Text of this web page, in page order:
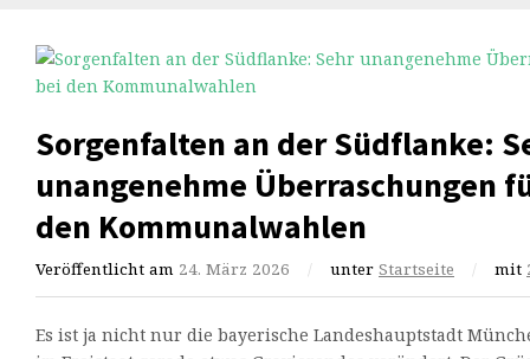
Sorgenfalten an der Südflanke:
unangenehme Überraschungen
den Kommunalwahlen
Veröffentlicht am 24. März 2026 / unter Startseite / mit
Es ist ja nicht nur die bayerische Landeshauptstadt